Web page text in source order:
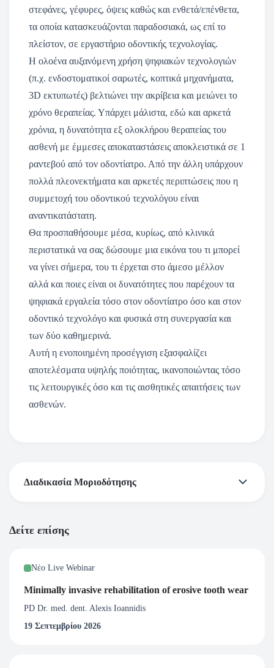
στεφάνες, γέφυρες, όψεις καθώς και ενθετά/επένθετα,
τα οποία κατασκευάζονται παραδοσιακά, ως επί το
πλείστον, σε εργαστήριο οδοντικής τεχνολογίας.
Η ολοένα αυξανόμενη χρήση ψηφιακών τεχνολογιών
(π.χ. ενδοστοματικοί σαρωτές, κοπτικά μηχανήματα,
3D εκτυπωτές) βελτιώνει την ακρίβεια και μειώνει το
χρόνο θεραπείας. Υπάρχει μάλιστα, εδώ και αρκετά
χρόνια, η δυνατότητα εξ ολοκλήρου θεραπείας του
ασθενή με έμμεσες αποκαταστάσεις αποκλειστικά σε 1
ραντεβού από τον οδοντίατρο. Από την άλλη υπάρχουν
πολλά πλεονεκτήματα και αρκετές περιπτώσεις που η
συμμετοχή του οδοντικού τεχνολόγου είναι
αναντικατάστατη.
Θα προσπαθήσουμε μέσα, κυρίως, από κλινικά
περιστατικά να σας δώσουμε μια εικόνα του τι μπορεί
να γίνει σήμερα, του τι έρχεται στο άμεσο μέλλον
αλλά και ποιες είναι οι δυνατότητες που παρέχουν τα
ψηφιακά εργαλεία τόσο στον οδοντίατρο όσο και στον
οδοντικό τεχνολόγο και φυσικά στη συνεργασία και
των δύο καθημερινά.
Αυτή η ενοποιημένη προσέγγιση εξασφαλίζει
αποτελέσματα υψηλής ποιότητας, ικανοποιώντας τόσο
τις λειτουργικές όσο και τις αισθητικές απαιτήσεις των
ασθενών.
Διαδικασία Μοριοδότησης
Ομοσπονδίας έχει θεσμοθετηθεί η μοριοδότηση και όλες οι
μοριοδοτούνται από την Ελληνική Οδοντιατρική
Ομοσπονδία. ( Εάν επιθυμείτε Μοριοδότηση από την
συμπληρώστε όλα τα επιπλέον στοιχεία κατά την εγγραφή
σας στο webinar.)
Δείτε επίσης
Νέο Live Webinar
Minimally invasive rehabilitation of erosive tooth wear
PD Dr. med. dent. Alexis Ioannidis
19 Σεπτεμβρίου 2026